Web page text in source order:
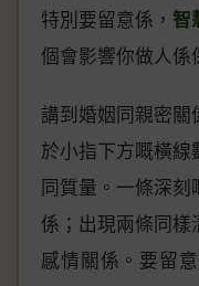
特別要留意係， 智
個會影響你做人係
講到婚姻同親密關
於小指下方嘅橫線
同質量。一條深刻
係；出現兩條同樣
感情關係。要留意